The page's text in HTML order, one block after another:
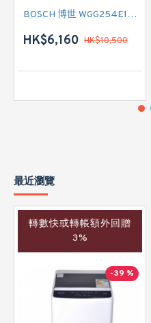
BOSCH 博世 WGG254E1HK 前置式洗衣機 (10 公斤,1400 轉/分鐘)
HK$6,160 HK$10,500
最近瀏覽
轉數快或轉帳額外回贈
3%
-39 %